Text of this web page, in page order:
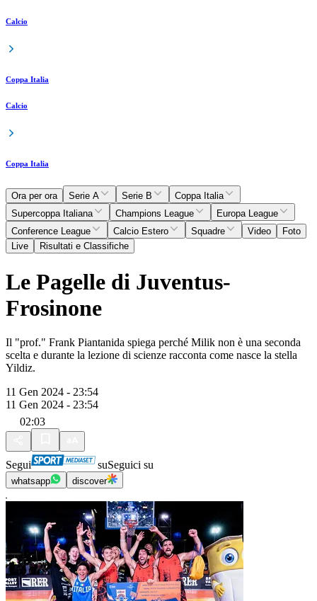
Calcio
Coppa Italia
Calcio
Coppa Italia
Ora per ora Serie A Serie B
Coppa Italia
Supercoppa Italiana
Champions League
Europa League
Conference League
Calcio Estero Squadre Video
Foto
Live
Risultati e Classifiche
Le Pagelle di Juventus-
Frosinone
Il "prof." Frank Piantanida spiega perché Milik non è una seconda
scelta e durante la lezione di scienze racconta come nasce la stella
Yildiz.
11 Gen 2024 - 23:54
11 Gen 2024 - 23:54
02:03
Segui suSeguici su
whatsapp discover